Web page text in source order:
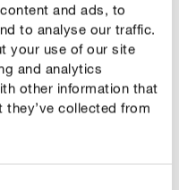
and ads, to
to analyse our traffic.
your use of our site
and analytics
other information that
collected from
délicates, les espèces
cereuscula, sont
ou cactées-jonc.
de ce genre forment des
silvestrii,